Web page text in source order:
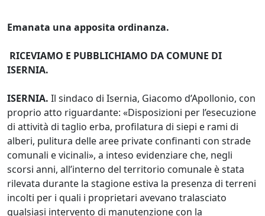
Emanata una apposita ordinanza.
RICEVIAMO E PUBBLICHIAMO DA COMUNE DI
ISERNIA.
ISERNIA. Il sindaco di Isernia, Giacomo d’Apollonio, con
proprio atto riguardante: «Disposizioni per l’esecuzione
di attività di taglio erba, profilatura di siepi e rami di
alberi, pulitura delle aree private confinanti con strade
comunali e vicinali», a inteso evidenziare che, negli
scorsi anni, all’interno del territorio comunale è stata
rilevata durante la stagione estiva la presenza di terreni
incolti per i quali i proprietari avevano tralasciato
qualsiasi intervento di manutenzione con la